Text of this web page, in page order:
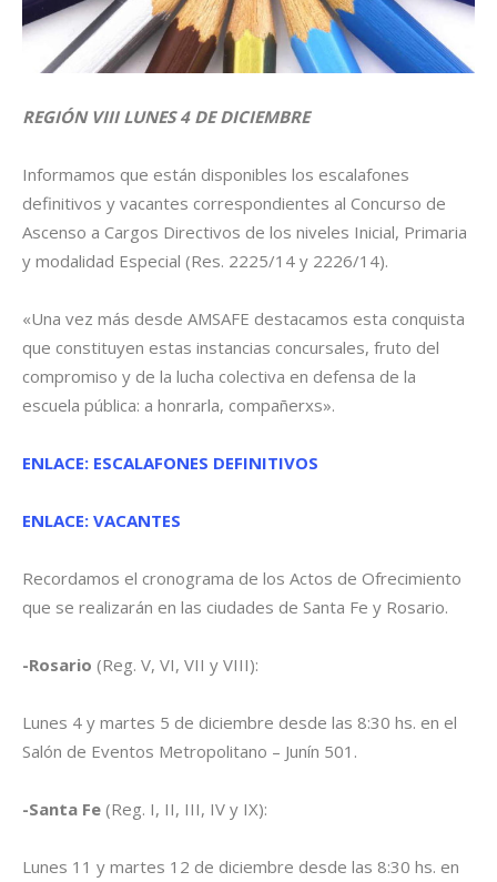
REGIÓN VIII LUNES 4 DE DICIEMBRE
Informamos que están disponibles los escalafones
definitivos y vacantes correspondientes al Concurso de
Ascenso a Cargos Directivos de los niveles Inicial, Primaria
y modalidad Especial (Res. 2225/14 y 2226/14).
«Una vez más desde AMSAFE destacamos esta conquista
que constituyen estas instancias concursales, fruto del
compromiso y de la lucha colectiva en defensa de la
escuela pública: a honrarla, compañerxs».
ENLACE: ESCALAFONES DEFINITIVOS
ENLACE: VACANTES
Recordamos el cronograma de los Actos de Ofrecimiento
que se realizarán en las ciudades de Santa Fe y Rosario.
-Rosario (Reg. V, VI, VII y VIII):
Lunes 4 y martes 5 de diciembre desde las 8:30 hs. en el
Salón de Eventos Metropolitano – Junín 501.
-Santa Fe (Reg. I, II, III, IV y IX):
Lunes 11 y martes 12 de diciembre desde las 8:30 hs. en